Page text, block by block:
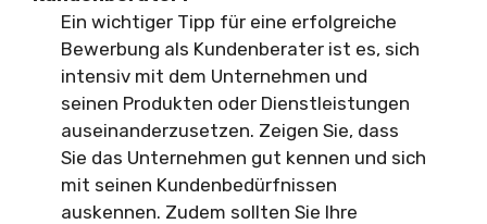
Ein wichtiger Tipp für eine erfolgreiche
Bewerbung als Kundenberater ist es, sich
intensiv mit dem Unternehmen und
seinen Produkten oder Dienstleistungen
auseinanderzusetzen. Zeigen Sie, dass
Sie das Unternehmen gut kennen und sich
mit seinen Kundenbedürfnissen
auskennen. Zudem sollten Sie Ihre